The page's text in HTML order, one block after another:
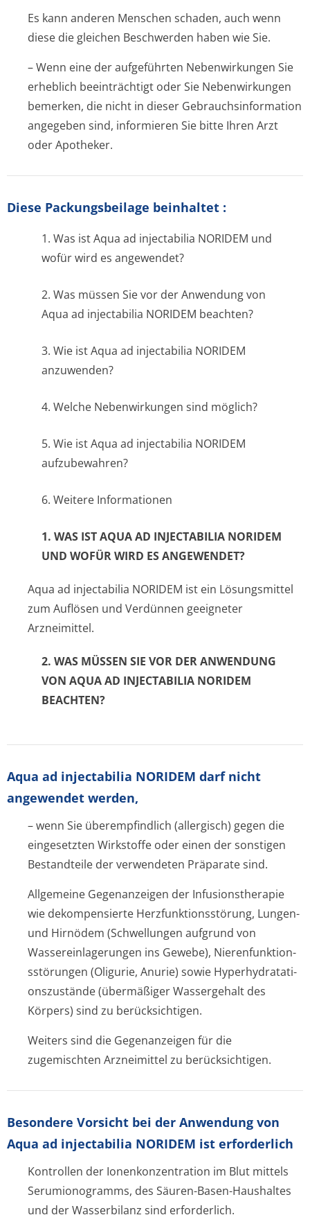
Es kann anderen Menschen schaden, auch wenn
diese die gleichen Beschwerden haben wie Sie.
– Wenn eine der aufgeführten Nebenwirkungen Sie
erheblich beeinträchtigt oder Sie Nebenwirkungen
bemerken, die nicht in dieser Gebrauchsinfor­mation
angegeben sind, informieren Sie bitte Ihren Arzt
oder Apotheker.
Diese Packungsbeilage beinhaltet :
1. Was ist Aqua ad injectabilia NORIDEM und
wofür wird es angewendet?
2. Was müssen Sie vor der Anwendung von
Aqua ad injectabilia NORIDEM beachten?
3. Wie ist Aqua ad injectabilia NORIDEM
anzuwenden?
4. Welche Nebenwirkungen sind möglich?
5. Wie ist Aqua ad injectabilia NORIDEM
aufzubewahren?
6. Weitere Informationen
1. WAS ISTAQUA AD INJECTABILIA NORIDEM
UND WOFÜR WIRD ES ANGEWENDET?
Aqua ad injectabilia NORIDEM ist ein Lösungsmittel
zum Auflösen und Verdünnen geeigneter
Arzneimittel.
2. WAS MÜSSEN SIE VOR DER ANWENDUNG
VON AQUA AD INJECTABILIA NORIDEM
BEACHTEN?
Aqua ad injectabilia NORIDEM darf nicht
angewendet werden,
– wenn Sie überempfindlich (allergisch) gegen die
eingesetzten Wirkstoffe oder einen der sonstigen
Bestandteile der verwendeten Präparate sind.
Allgemeine Gegenanzeigen der Infusionstherapie
wie dekompensierte Herzfunktionsstörun­g, Lungen-
und Hirnödem (Schwellungen aufgrund von
Wassereinlagerungen ins Gewebe), Nierenfunktion­
sstörungen (Oligurie, Anurie) sowie Hyperhydratati­
onszustände (übermäßiger Wassergehalt des
Körpers) sind zu berücksichtigen.
Weiters sind die Gegenanzeigen für die
zugemischten Arzneimittel zu berücksichtigen.
Besondere Vorsicht bei der Anwendung von
Aqua ad injectabilia NORIDEM ist erforderlich
Kontrollen der Ionenkonzentration im Blut mittels
Serumionogramms, des Säuren-Basen-Haushaltes
und der Wasserbilanz sind erforderlich.